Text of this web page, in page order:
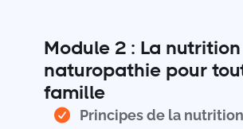
Module 2 : La nutrition
naturopathie pour
famille
Principes de la